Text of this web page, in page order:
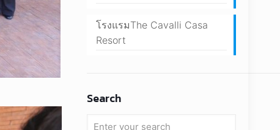
โรงแรมThe Cavalli Casa
Resort
Search